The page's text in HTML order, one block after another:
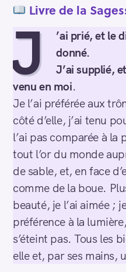
Livre de la
J
’ai prié, et le
donné.
J’ai supplié,
venu en moi.
Je l’ai préférée aux
côté d’elle, j’ai tenu
l’ai pas comparée à la
tout l’or du monde
de sable, et, en face
comme de la boue.
beauté, je l’ai aimée ;
préférence à la
s’éteint pas. Tous les
elle et, par ses mains,